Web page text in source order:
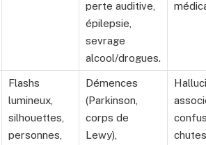
perte auditive,
épilepsie,
sevrage
alcool/drogues.
Flashs
lumineux,
silhouettes,
personnes,
Démences
(Parkinson,
corps de
Lewy),